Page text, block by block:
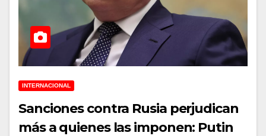
INTERNACIONAL
Sanciones contra Rusia perjudican
más a quienes las imponen: Putin